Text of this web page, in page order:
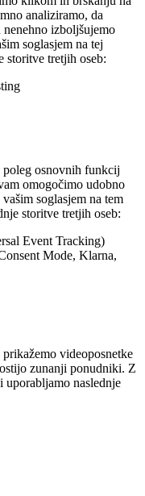
analiziramo, da
nenehno izboljšujemo
soglasjem na tej
storitve tretjih oseb:
poleg osnovnih funkcij
omogočimo udobno
soglasjem na tem
storitve tretjih oseb:
Event Tracking)
Mode, Klarna,
videoposnetke
zunanji ponudniki. Z
uporabljamo naslednje